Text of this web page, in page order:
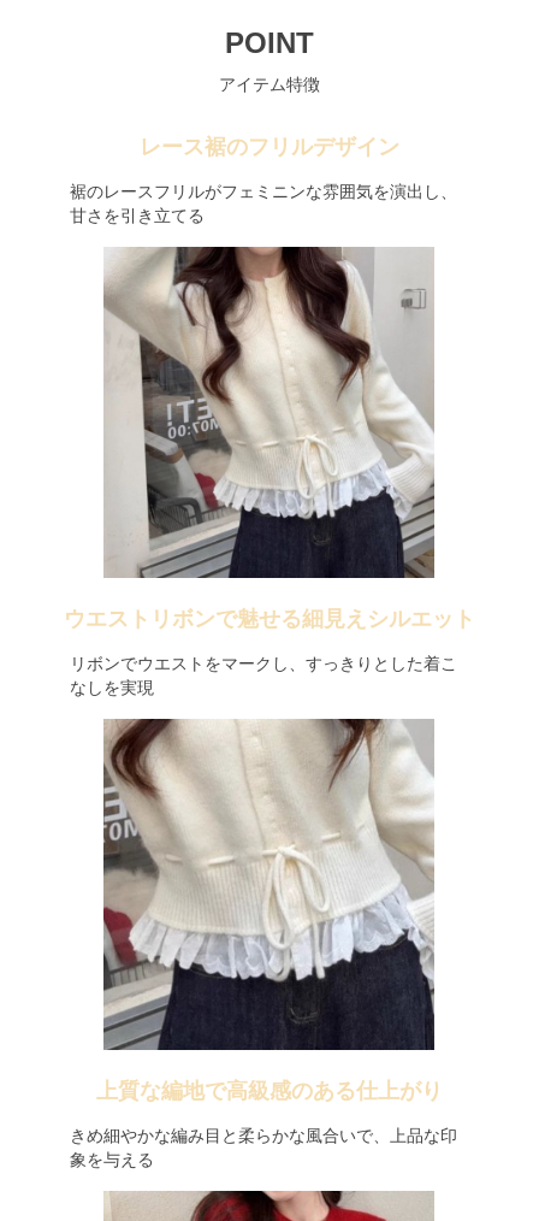
POINT
アイテム特徴
レース裾のフリルデザイン
裾のレースフリルがフェミニンな雰囲気を演出し、
甘さを引き立てる
ウエストリボンで魅せる細見えシルエット
リボンでウエストをマークし、すっきりとした着こ
なしを実現
上質な編地で高級感のある仕上がり
きめ細やかな編み目と柔らかな風合いで、上品な印
象を与える